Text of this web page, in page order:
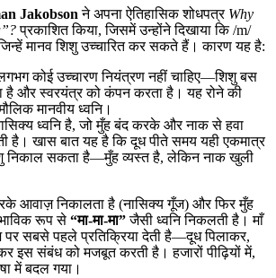
Jakobson ने अपना ऐतिहासिक शोधपत्र Why
प्रकाशित किया, जिसमें उन्होंने दिखाया कि /m/
मानव शिशु उच्चारित कर सकते हैं। कारण यह है:
कोई उच्चारण नियंत्रण नहीं चाहिए—शिशु बस
है और स्वरयंत्र को कंपन करता है। यह रोने की
मानवीय ध्वनि।
ध्वनि है, जो मुँह बंद करके और नाक से हवा
है। खास बात यह है कि दूध पीते समय यही एकमात्र
निकाल सकता है—मुँह व्यस्त है, लेकिन नाक खुली
आवाज़ निकालता है (नासिक्य गूँज) और फिर मुँह
रूप से “मा-मा-मा”जैसी ध्वनि निकलती है। माँ
सबसे पहले प्रतिक्रिया देती है—दूध पिलाकर,
इस संबंध को मजबूत करती है। हजारों पीढ़ियों में,
में बदल गया।